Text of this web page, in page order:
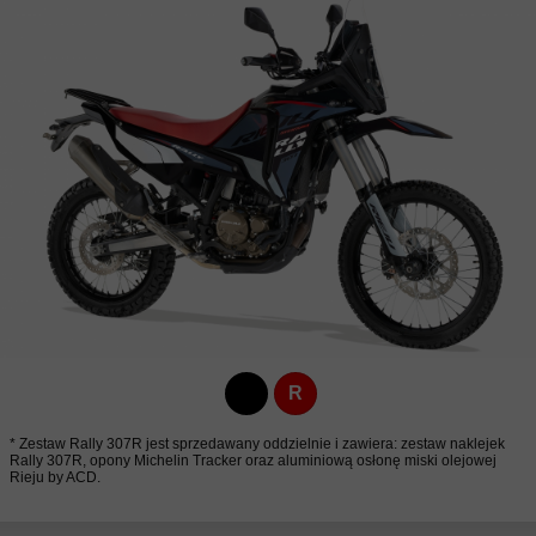
R
* Zestaw Rally 307R jest sprzedawany oddzielnie i zawiera: zestaw naklejek
Rally 307R, opony Michelin Tracker oraz aluminiową osłonę miski olejowej
Rieju by ACD.